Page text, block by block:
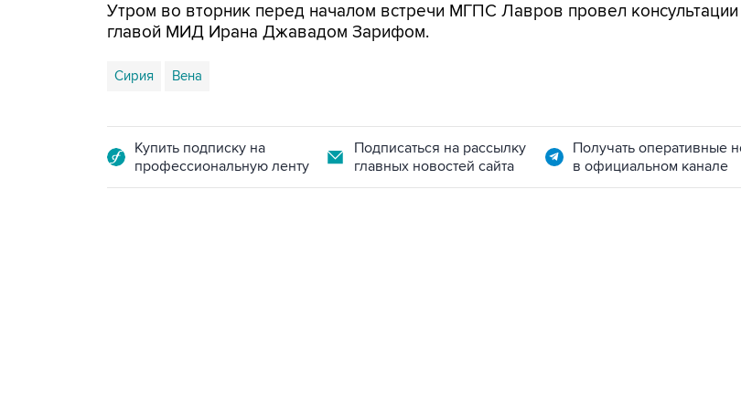
Утром во вторник перед началом встречи МГПС Лавров провел консультации
главой МИД Ирана Джавадом Зарифом.
Сирия Вена
Купить подписку на
профессиональную ленту
Подписаться на рассылку
главных новостей сайта
Получать оперативные
в официальном канале